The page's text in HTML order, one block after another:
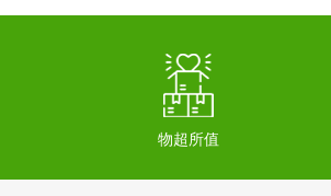
物超所值